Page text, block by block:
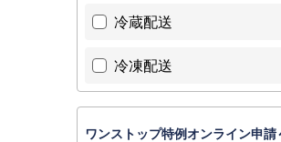
冷蔵配送
冷凍配送
ワンストップ特例オンライン申請